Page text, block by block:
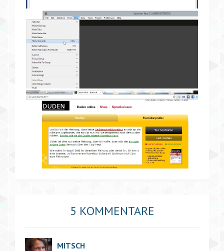
5 KOMMENTARE
MITSCH